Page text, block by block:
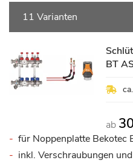
11 Varianten
BT
ab
für Noppenplatte Bekotec
inkl. Verschraubungen